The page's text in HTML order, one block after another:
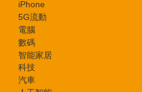
iPhone
5G流動
電腦
數碼
智能家居
科技
汽車